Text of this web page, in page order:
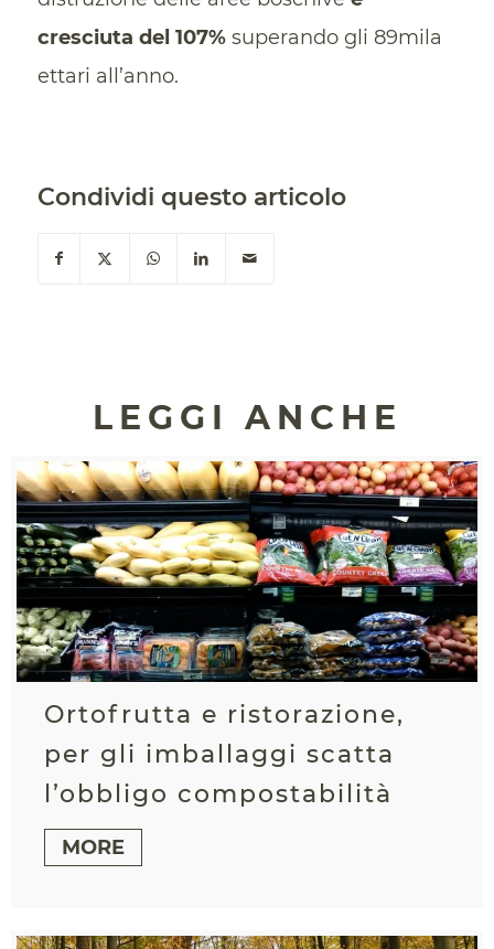
cresciuta del 107%superando gli 89mila
ettari all’anno.
Condividi questo articolo
LEGGI ANCHE
Ortofrutta e ristorazione,
per gli imballaggi scatta
l’obbligo compostabilità
MORE